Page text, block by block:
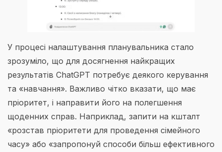
У процесі налаштування планувальника стало
зрозуміло, що для досягнення найкращих
результатів ChatGPT потребує деякого керування
та «навчання». Важливо чітко вказати, що має
пріоритет, і направити його на полегшення
щоденних справ. Наприклад, запити на кшталт
«розстав пріоритети для проведення сімейного
часу» або «запропонуй способи більш ефективного